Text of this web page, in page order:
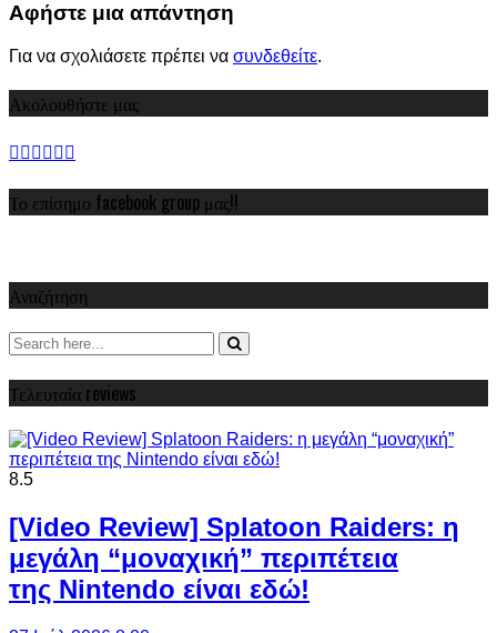
Αφήστε μια απάντηση
Για να σχολιάσετε πρέπει να συνδεθείτε.
Ακολουθήστε μας
Το επίσημο facebook group μας!!
Αναζήτηση
Τελευταία reviews
8.5
[Video Review] Splatoon Raiders: η
μεγάλη “μοναχική” περιπέτεια
της Nintendo είναι εδώ!